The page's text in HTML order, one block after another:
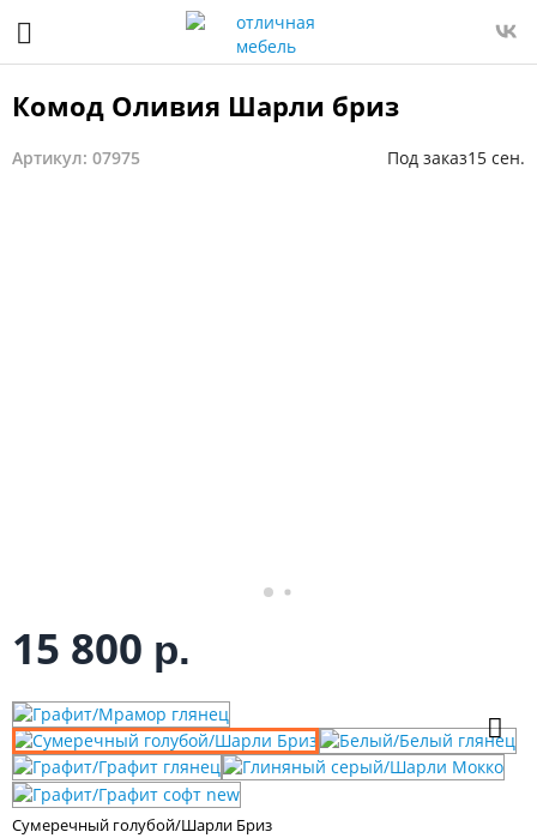
Комод Оливия Шарли бриз
Артикул: 07975 Под заказ15 сен.
15 800 р.
Сумеречный голубой/Шарли Бриз